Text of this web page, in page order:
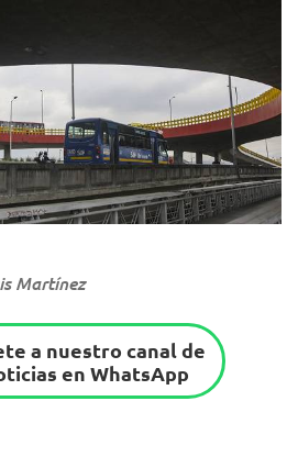
Martínez
a nuestro canal de
en WhatsApp